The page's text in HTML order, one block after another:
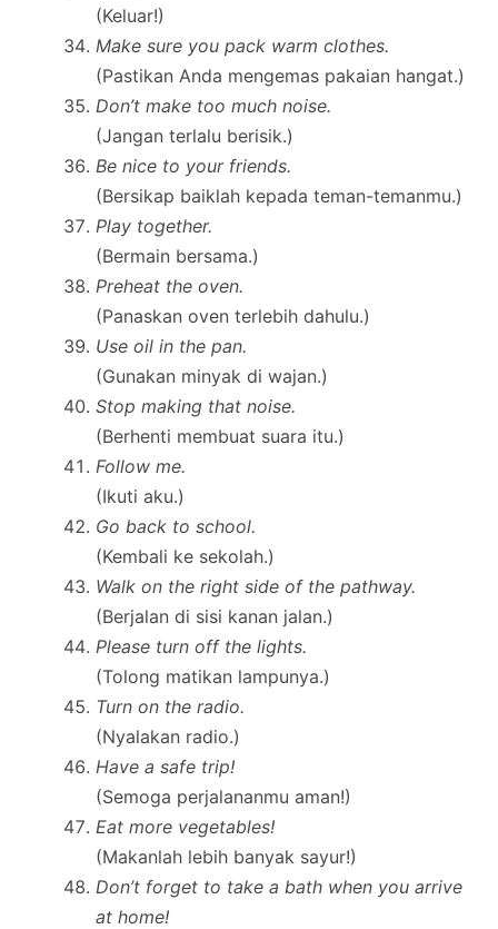
(Keluar!)
Make sure you pack warm clothes.
(Pastikan Anda mengemas pakaian hangat.)
Don’t make too much noise.
(Jangan terlalu berisik.)
Be nice to your friends.
(Bersikap baiklah kepada teman-temanmu.)
Play together.
(Bermain bersama.)
Preheat the oven.
(Panaskan oven terlebih dahulu.)
Use oil in the pan.
(Gunakan minyak di wajan.)
Stop making that noise.
(Berhenti membuat suara itu.)
Follow me.
(Ikuti aku.)
Go back to school.
(Kembali ke sekolah.)
Walk on the right side of the pathway.
(Berjalan di sisi kanan jalan.)
Please turn off the lights.
(Tolong matikan lampunya.)
Turn on the radio.
(Nyalakan radio.)
Have a safe trip!
(Semoga perjalananmu aman!)
Eat more vegetables!
(Makanlah lebih banyak sayur!)
Don’t forget to take a bath when you arrive
at home!